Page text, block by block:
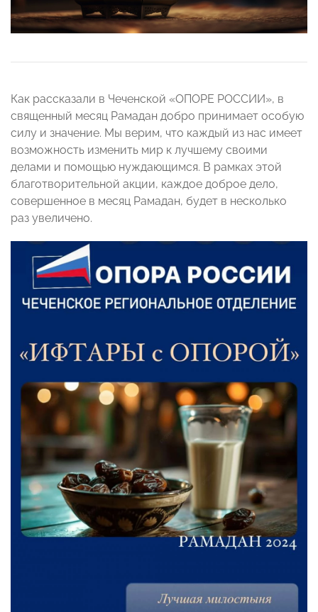
Как рассказали в Чеченской «ОПОРЕ РОССИИ», в
священный месяц Рамадан добро принимает особую
силу и значение. Мы верим, что каждый из нас имеет
возможность изменить мир к лучшему своими
делами и помощью нуждающимся. В рамках этой
благотворительной акции, каждое доброе дело,
совершенное в месяц Рамадан, будет в несколько
раз увеличено.